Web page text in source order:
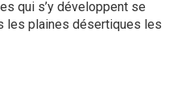
qui s’y développent se
les plaines désertiques les